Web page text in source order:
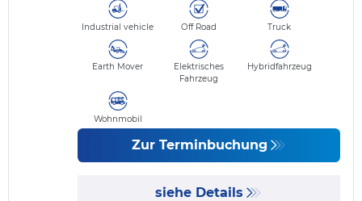
Industrial vehicle Off Road Truck
Earth Mover
Elektrisches
Fahrzeug
Hybridfahrzeug
Wohnmobil
Zur Terminbuchung
siehe Details